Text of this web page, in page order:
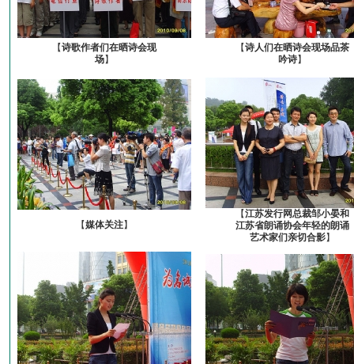
【诗歌作者们在晒诗会现
场】
【诗人们在晒诗会现场品茶
吟诗】
【媒体关注】
【江苏发行网总裁邹小晏和
江苏省朗诵协会年轻的朗诵
艺术家们亲切合影】